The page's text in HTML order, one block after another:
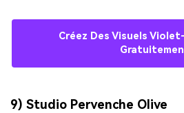
Créez Des Visuels Violet-
9) Studio Pervenche Olive